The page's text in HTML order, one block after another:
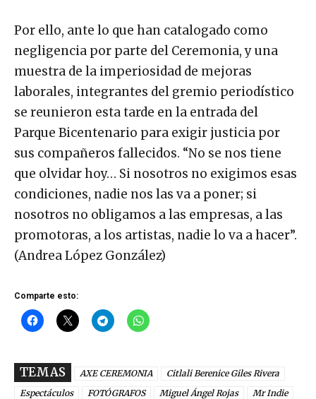
Por ello, ante lo que han catalogado como
negligencia por parte del Ceremonia, y una
muestra de la imperiosidad de mejoras
laborales, integrantes del gremio periodístico
se reunieron esta tarde en la entrada del
Parque Bicentenario para exigir justicia por
sus compañeros fallecidos. “No se nos tiene
que olvidar hoy… Si nosotros no exigimos esas
condiciones, nadie nos las va a poner; si
nosotros no obligamos a las empresas, a las
promotoras, a los artistas, nadie lo va a hacer”.
(Andrea López González)
Comparte esto:
TEMAS AXE CEREMONIA
Citlali Berenice Giles Rivera
Espectáculos
FOTÓGRAFOS Miguel Ángel Rojas Mr Indie